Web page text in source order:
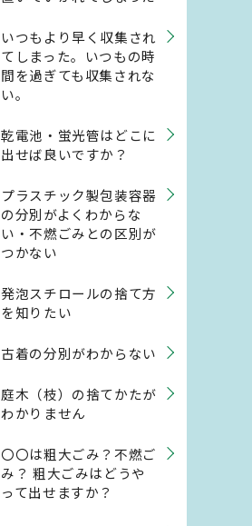
いつもより早く収集され
てしまった。いつもの時
間を過ぎても収集されな
い。
乾電池・蛍光管はどこに
出せば良いですか？
プラスチック製包装容器
の分別がよくわからな
い・不燃ごみとの区別が
つかない
発泡スチロールの捨て方
を知りたい
古着の分別がわからない
庭木（枝）の捨てかたが
わかりません
〇〇は粗大ごみ？不燃ご
み？ 粗大ごみはどうや
って出せますか？